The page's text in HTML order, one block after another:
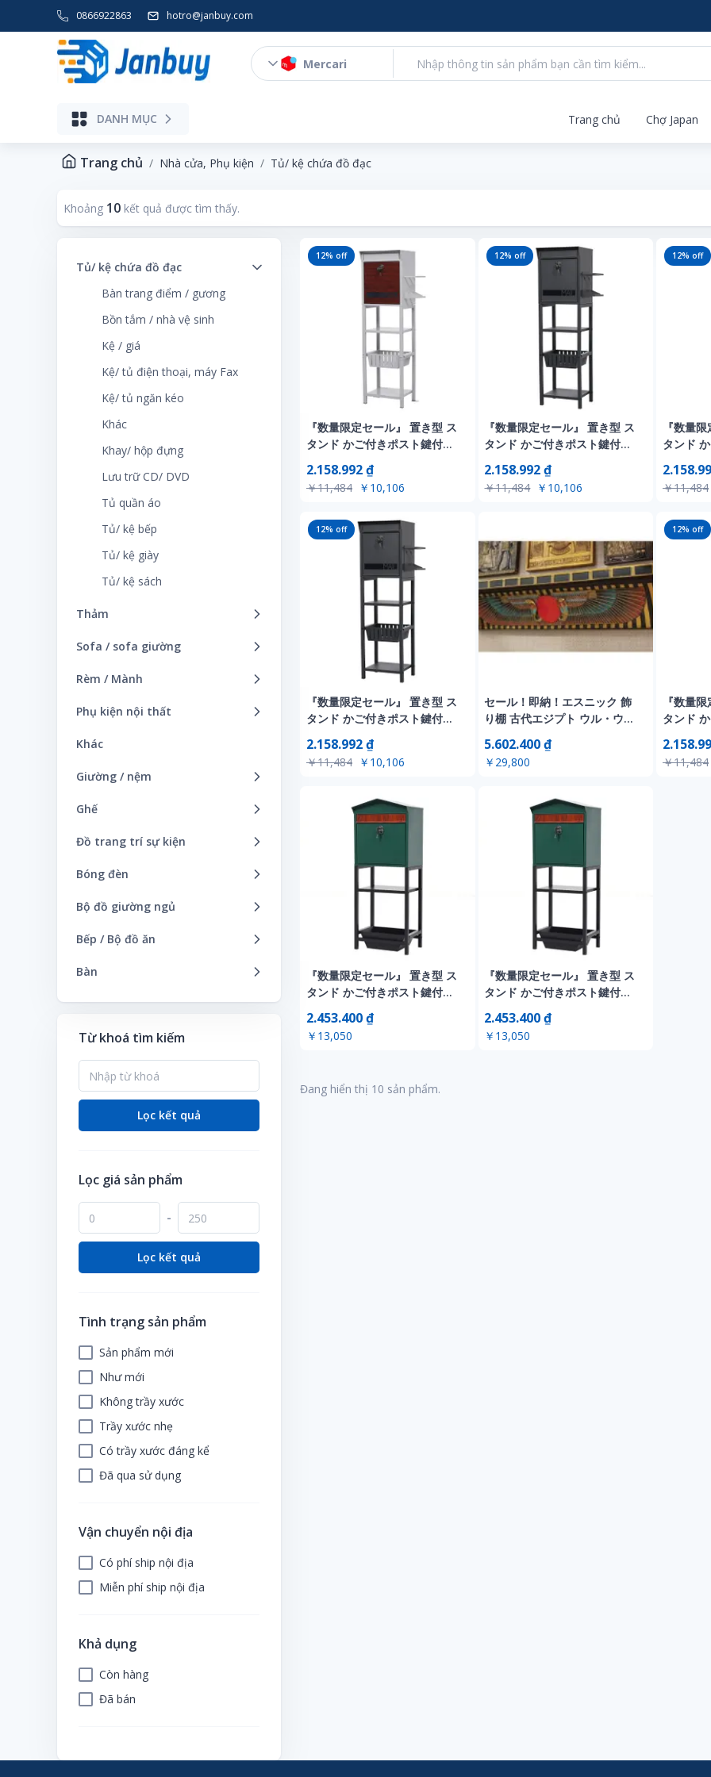
0866922863 hotro@janbuy.com
Mercari
DANH MỤC Trang chủ Chợ Japan
Trang chủ Nhà cửa, Phụ kiện Tủ/ kệ chứa đồ đạc
Khoảng 10 kết quả được tìm thấy.
Tủ/ kệ chứa đồ đạc
Bàn trang điểm / gương
Bồn tắm / nhà vệ sinh
Kệ / giá
Kệ/ tủ điện thoại, máy Fax
Kệ/ tủ ngăn kéo
Khác
Khay/ hộp đựng
Lưu trữ CD/ DVD
Tủ quần áo
Tủ/ kệ bếp
Tủ/ kệ giày
Tủ/ kệ sách
Thảm
Khác
Thảm cửa/ Thảm bếp
Thảm điện
Thảm trải sàn
Sofa / sofa giường
Bộ ghế sofa
Sofa ba
Sofa bọc
Sofa giường
Sofa góc
Sofa ngả
Rèm / Mành
Khác
Rèm
Phụ kiện nội thất
Giá đựng tạp chí
Giá treo
Hộp nhạc
Khung ảnh
Vỏ đệm
Khác
Giường / nệm
Giường đơn
Giường đơn
Giường đơn / giường gấp
Giường tuyết
Khác
Nệm
Nệm giường có chân
Ghế
Bàn ghế
ghế đẩu
Ghế gấp
Tổng hợp
Đồ trang trí sự kiện
Giáng sinh
Lễ hội con gái
Lễ người lớn
Ngày của cha
Ngày của mẹ
Ngày lễ tình nhân
Ngày tôn trọng
Quà tặng mùa hè
Bóng đèn
Bóng đèn huỳnh quang
Bộ đồ giường ngủ
Chăn
Bếp / Bộ đồ ăn
Đồ lưu trữ/ vật dụng nhỏ
Đồ nấu nướng
Dụng cụ uống rượu
Hộp đựng đồ ăn trưa
Máy lọc nước
Tạp dề
Bàn
Bàn phụ
Bàn sưởi Kotatsu
Bàn trung tâm
Bàn/ quầy tính tiền
Khác
Vật dụng ngoài trời
Từ khoá tìm kiếm
Lọc kết quả
Lọc giá sản phẩm
-
Lọc kết quả
Tình trạng sản phẩm
Sản phẩm mới
Như mới
Không trầy xước
Trầy xước nhẹ
Có trầy xước đáng kể
Đã qua sử dụng
Vận chuyển nội địa
Có phí ship nội địa
Miễn phí ship nội địa
Khả dụng
Còn hàng
Đã bán
12% off
『数量限定セール』 置き型 ス
タンド かご付きポスト鍵付き
玄関前 収納 スタンドポスト ポ
スト 北欧 一戸建て用 スタンド
ポスト メールボックス A4対応
トグレー×木目】
2.158.992 ₫
￥11,484 ￥10,106
12% off
『数量限定セール』 置き型 ス
タンド かご付きポスト鍵付き
玄関前 収納 スタンドポスト ポ
スト 北欧 一戸建て用 スタンド
ポスト メールボックス A4対応
2.158.992 ₫
￥11,484 ￥10,106
12% off
『数量
タンド
スト 北欧 一
ポスト
トグレー
￥11,484
12% off
『数量限定セール』 置き型 ス
タンド かご付きポスト鍵付き
玄関前 収納 スタンドポスト ポ
スト 北欧 一戸建て用 スタンド
ポスト メールボックス A4対応
クグレー】
2.158.992 ₫
￥11,484 ￥10,106
セール！即納！エスニック 飾
り棚 古代エジプト ウル・ウォ
ッチ セレモニーオファーシェ
ルフ 飾り棚 彫像 彫刻/
Ceremonial Offering
5.602.400 ₫
￥29,800
12% off
『数量
タンド
スト 北欧 一
ポスト
￥11,484
『数量限定セール』 置き型 ス
タンド かご付きポスト鍵付き
玄関前 収納 スタンドポスト ポ
スト 北欧 一戸建て用 スタンド
ポスト メールボックス A4対応
2.453.400 ₫
￥13,050
『数量限定セール』 置き型 ス
タンド かご付きポスト鍵付き
玄関前 収納 スタンドポスト ポ
スト 北欧 一戸建て用 スタンド
ポスト メールボックス A4対応
2.453.400 ₫
￥13,050
Đang hiển thị 10 sản phẩm.